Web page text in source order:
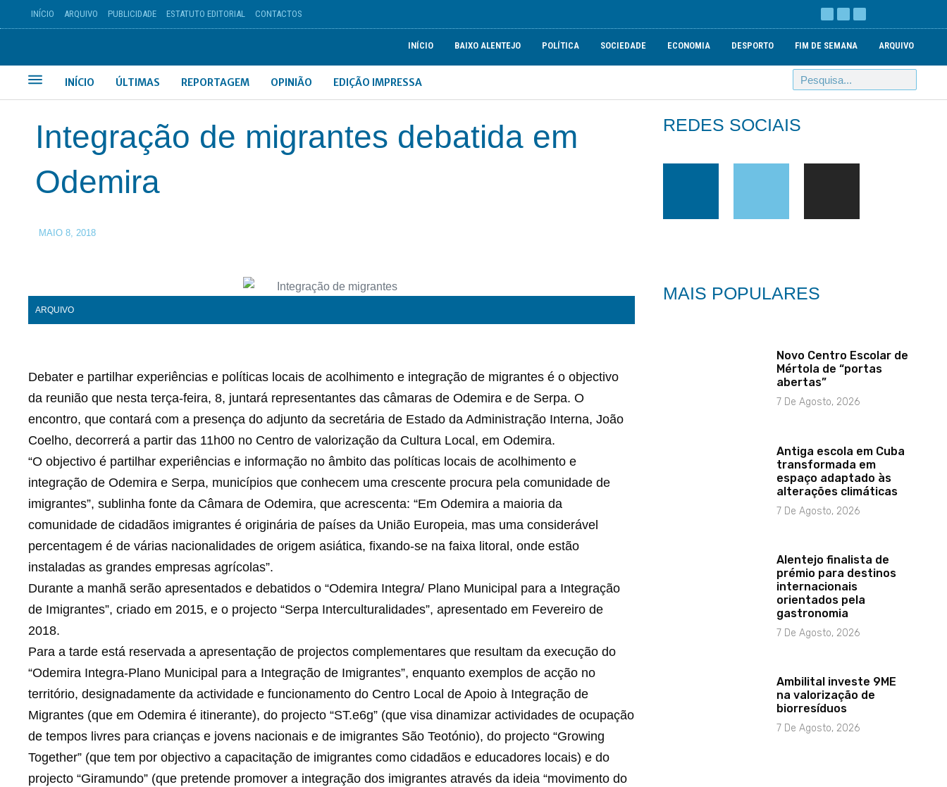
INÍCIO ARQUIVO PUBLICIDADE ESTATUTO EDITORIAL CONTACTOS
INÍCIO BAIXO ALENTEJO POLÍTICA SOCIEDADE ECONOMIA DESPORTO FIM DE SEMANA ARQUIVO
INÍCIO ÚLTIMAS REPORTAGEM OPINIÃO EDIÇÃO IMPRESSA
Integração de migrantes debatida em
Odemira
MAIO 8, 2018
ARQUIVO
Debater e partilhar experiências e políticas locais de acolhimento e integração de migrantes é o objectivo
da reunião que nesta terça-feira, 8, juntará representantes das câmaras de Odemira e de Serpa. O
encontro, que contará com a presença do adjunto da secretária de Estado da Administração Interna, João
Coelho, decorrerá a partir das 11h00 no Centro de valorização da Cultura Local, em Odemira.
“O objectivo é partilhar experiências e informação no âmbito das políticas locais de acolhimento e
integração de Odemira e Serpa, municípios que conhecem uma crescente procura pela comunidade de
imigrantes”, sublinha fonte da Câmara de Odemira, que acrescenta: “Em Odemira a maioria da
comunidade de cidadãos imigrantes é originária de países da União Europeia, mas uma considerável
percentagem é de várias nacionalidades de origem asiática, fixando-se na faixa litoral, onde estão
instaladas as grandes empresas agrícolas”.
Durante a manhã serão apresentados e debatidos o “Odemira Integra/ Plano Municipal para a Integração
de Imigrantes”, criado em 2015, e o projecto “Serpa Interculturalidades”, apresentado em Fevereiro de
2018.
Para a tarde está reservada a apresentação de projectos complementares que resultam da execução do
“Odemira Integra-Plano Municipal para a Integração de Imigrantes”, enquanto exemplos de acção no
território, designadamente da actividade e funcionamento do Centro Local de Apoio à Integração de
Migrantes (que em Odemira é itinerante), do projecto “ST.e6g” (que visa dinamizar actividades de ocupação
de tempos livres para crianças e jovens nacionais e de imigrantes São Teotónio), do projecto “Growing
Together” (que tem por objectivo a capacitação de imigrantes como cidadãos e educadores locais) e do
projecto “Giramundo” (que pretende promover a integração dos imigrantes através da ideia “movimento do
REDES SOCIAIS
MAIS POPULARES
Novo Centro Escolar de
Mértola de “portas
abertas”
7 De Agosto, 2026
Antiga escola em Cuba
transformada em
espaço adaptado às
alterações climáticas
7 De Agosto, 2026
Alentejo finalista de
prémio para destinos
internacionais
orientados pela
gastronomia
7 De Agosto, 2026
Ambilital investe 9ME
na valorização de
biorresíduos
7 De Agosto, 2026